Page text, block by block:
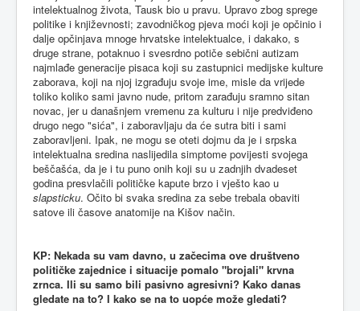
intelektualnog života, Tausk bio u pravu. Upravo zbog sprege
politike i književnosti; zavodničkog pjeva moći koji je opčinio i
dalje opčinjava mnoge hrvatske intelektualce, i dakako, s
druge strane, potaknuo i svesrdno potiče sebični autizam
najmlađe generacije pisaca koji su zastupnici medijske kulture
zaborava, koji na njoj izgrađuju svoje ime, misle da vrijede
toliko koliko sami javno nude, pritom zarađuju sramno sitan
novac, jer u današnjem vremenu za kulturu i nije predviđeno
drugo nego "sića", i zaboravljaju da će sutra biti i sami
zaboravljeni. Ipak, ne mogu se oteti dojmu da je i srpska
intelektualna sredina naslijedila simptome povijesti svojega
beščašća, da je i tu puno onih koji su u zadnjih dvadeset
godina presvlačili političke kapute brzo i vješto kao u
slapsticku. Očito bi svaka sredina za sebe trebala obaviti
satove ili časove anatomije na Kišov način.
KP: Nekada su vam davno, u začecima ove društveno
političke zajednice i situacije pomalo "brojali" krvna
zrnca. Ili su samo bili pasivno agresivni? Kako danas
gledate na to? I kako se na to uopće može gledati?